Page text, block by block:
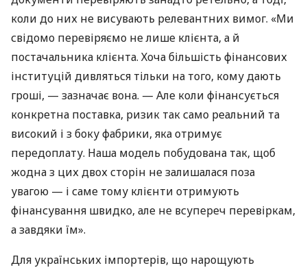
коли до них не висувають релевантних вимог. «Ми
свідомо перевіряємо не лише клієнта, а й
постачальника клієнта. Хоча більшість фінансових
інституцій дивляться тільки на того, кому дають
гроші, — зазначає вона. — Але коли фінансується
конкретна поставка, ризик так само реальний та
високий і з боку фабрики, яка отримує
передоплату. Наша модель побудована так, щоб
жодна з цих двох сторін не залишалася поза
увагою — і саме тому клієнти отримують
фінансування швидко, але не всупереч перевіркам,
а завдяки їм».
Для українських імпортерів, що нарощують